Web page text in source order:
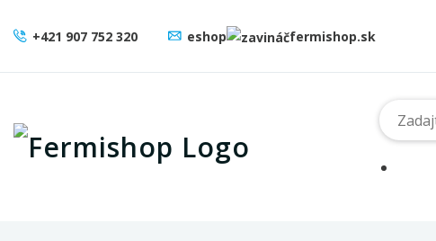
+421 907 752 320 eshop fermishop.sk